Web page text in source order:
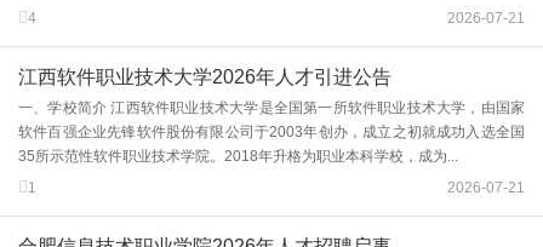
4
2026-07-21
江西软件职业技术大学2026年人才引进公告
一、学校简介 江西软件职业技术大学是全国第一所软件职业技术大学，由国家
软件百强企业先锋软件股份有限公司于2003年创办，成立之初就成功入选全国
35所示范性软件职业技术学院。2018年升格为职业本科学校，成为...
1
2026-07-21